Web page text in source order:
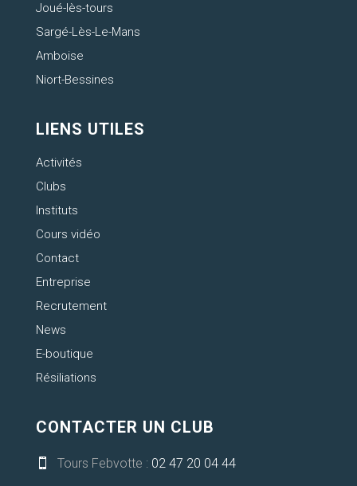
Joué-lès-tours
Sargé-Lès-Le-Mans
Amboise
Niort-Bessines
LIENS UTILES
Activités
Clubs
Instituts
Cours vidéo
Contact
Entreprise
Recrutement
News
E-boutique
Résiliations
CONTACTER UN CLUB
 Tours Febvotte : 02 47 20 04 44